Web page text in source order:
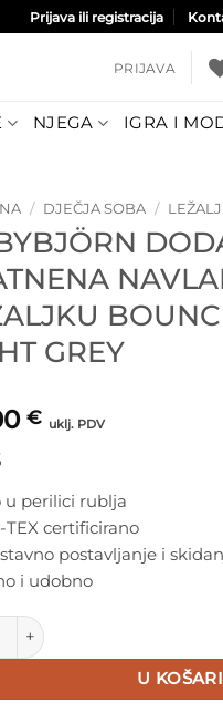
Prijava ili registracija
PRIJAVA
NJEGA IGRA I
/ DJEČJA SOBA /
GREY
€ uklj. PDV
u perilici rublja
TEX certificirano
postavljanje i
i udobno
dodatna platnena
U